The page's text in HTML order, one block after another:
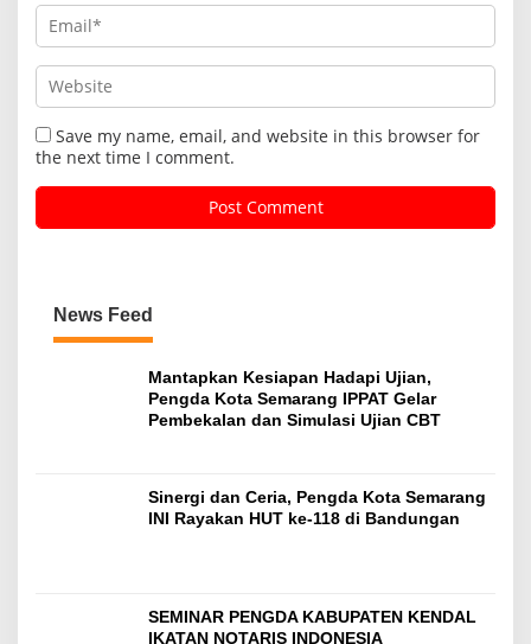
Save my name, email, and website in this browser for
the next time I comment.
News Feed
Mantapkan Kesiapan Hadapi Ujian,
Pengda Kota Semarang IPPAT Gelar
Pembekalan dan Simulasi Ujian CBT
Sinergi dan Ceria, Pengda Kota Semarang
INI Rayakan HUT ke-118 di Bandungan
SEMINAR PENGDA KABUPATEN KENDAL
IKATAN NOTARIS INDONESIA